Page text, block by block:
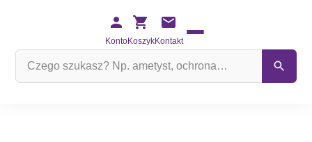
KontoKoszykKontakt